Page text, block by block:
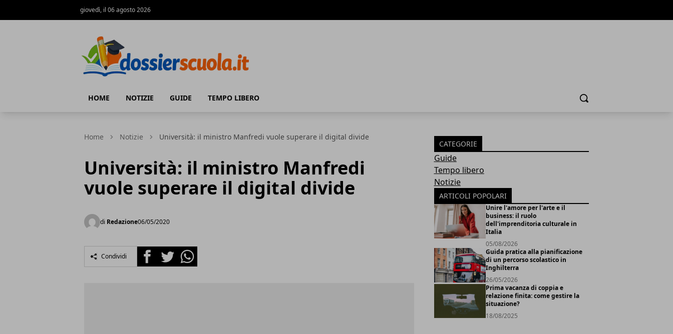
giovedì, il 06 agosto 2026
HOME NOTIZIE GUIDE TEMPO LIBERO Cerca
Home Notizie Università: il ministro Manfredi vuole superare il digital divide
Università: il ministro Manfredi
vuole superare il digital divide
di Redazione06/05/2020
Condividi FacebookTwitterWhatsapp
CATEGORIE
Guide
Tempo libero
Notizie
ARTICOLI POPOLARI
Unire l'amore per l'arte e il
business: il ruolo
dell'imprenditoria culturale in
Italia
05/08/2026
Guida pratica alla pianificazione
di un percorso scolastico in
Inghilterra
26/05/2026
Prima vacanza di coppia e
relazione finita: come gestire la
situazione?
18/08/2025